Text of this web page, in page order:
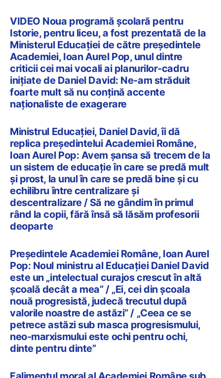
VIDEO Noua programă școlară pentru
Istorie, pentru liceu, a fost prezentată de la
Ministerul Educației de către președintele
Academiei, Ioan Aurel Pop, unul dintre
criticii cei mai vocali ai planurilor-cadru
inițiate de Daniel David: Ne-am străduit
foarte mult să nu conțină accente
naționaliste de exagerare
Ministrul Educației, Daniel David, îi dă
replica președintelui Academiei Române,
Ioan Aurel Pop: Avem șansa să trecem de la
un sistem de educație în care se predă mult
și prost, la unul în care se predă bine și cu
echilibru între centralizare și
descentralizare / Să ne gândim în primul
rând la copii, fără însă să lăsăm profesorii
deoparte
Președintele Academiei Române, Ioan Aurel
Pop: Noul ministru al Educației Daniel David
este un „intelectual curajos crescut în altă
școală decât a mea” / „Ei, cei din școala
nouă progresistă, judecă trecutul după
valorile noastre de astăzi” / „Ceea ce se
petrece astăzi sub masca progresismului,
neo-marxismului este ochi pentru ochi,
dinte pentru dinte”